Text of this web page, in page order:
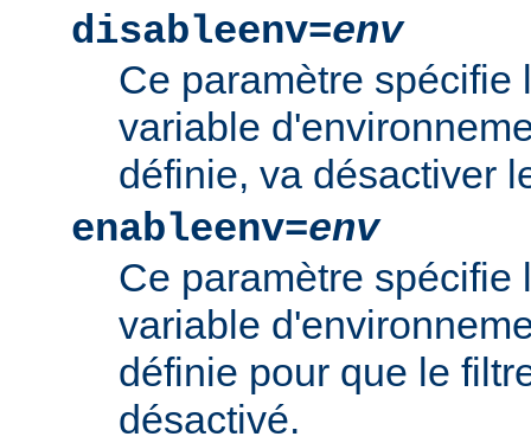
disableenv=env
Ce paramètre spécifie
variable
définie, va désactiver
enableenv=env
Ce paramètre spécifie
variable
définie pour que le
désactivé.